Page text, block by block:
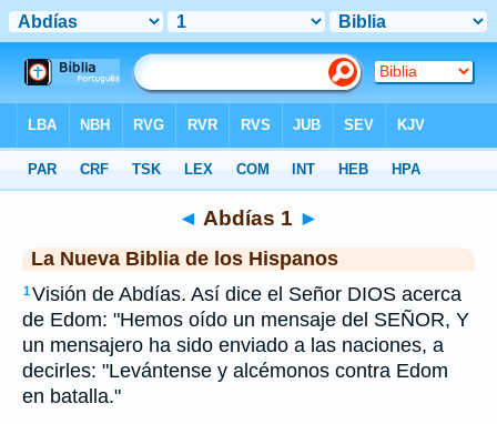
◄ Abdías 1 ►
La Nueva Biblia de los Hispanos
1Visión de Abdías. Así dice el Señor DIOS acerca
de Edom: "Hemos oído un mensaje del SEÑOR, Y
un mensajero ha sido enviado a las naciones, a
decirles: "Levántense y alcémonos contra Edom
en batalla."